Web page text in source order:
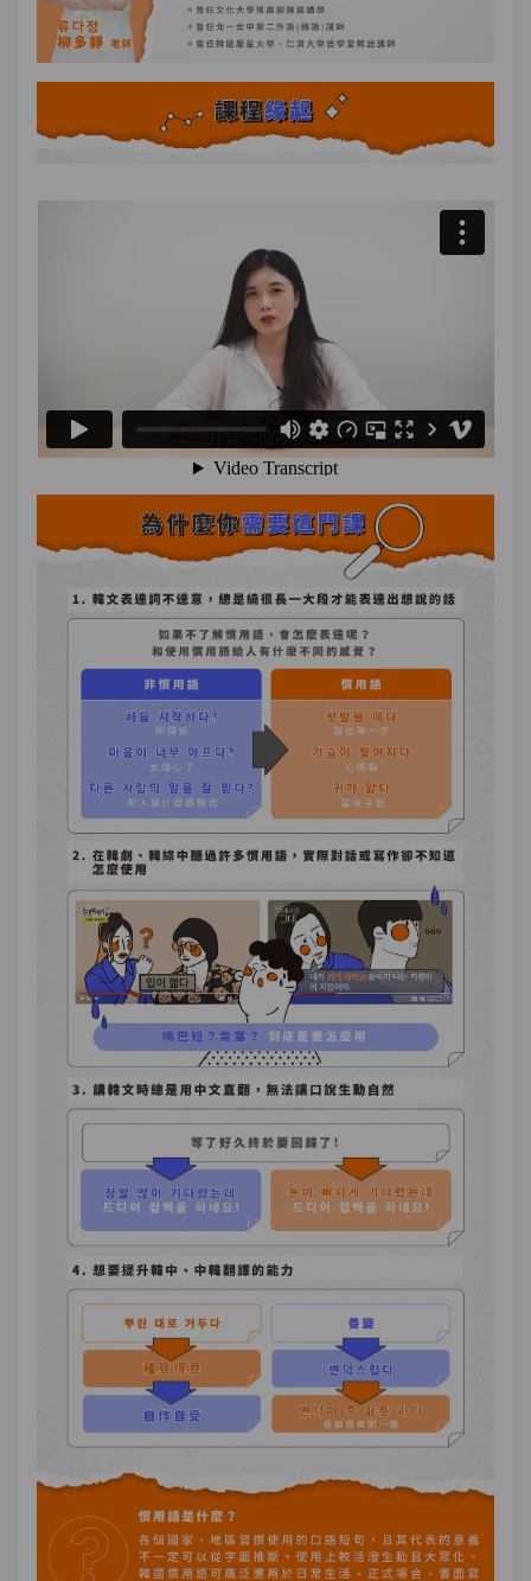
第7章： 關於購物的慣用語
＂眼睛裡點火＂是什麼意思？五種
關於購物的慣用語
關於經濟狀況的慣用語
＂吸手指頭＂是什麼意思？五種
關於經濟狀況的慣用語
單元2
五種關於經濟狀況的慣用語－綜
合練習
03:53
表達決定、執行的慣用語
＂吃心＂是什麼意思？五種表達
決定、執行的慣用語
五種表達決定、執行的慣用語－
綜合練習
03:25
第10章： 表達期待、關心的慣用語(1)
單元1 ＂豎起耳朵＂是什麼意思？五種
表達期待、關心的慣用語(1)
12:37
單元2 五種表達期待、關心的慣用語(1)
－綜合練習
04:11
第11章： 表達期待、關心的慣用語(2)
＂使用神經＂是什麼意思？五種
表達期待、關心的慣用語(2)
12:46
五種表達期待、關心的慣用語(2)
－綜合練習
第12章： 表述結果的慣用語(1)
單元1 ＂睜開眼睛＂是什麼意思？五種
表述結果的慣用語(1)
15:52
單元2 五種表述結果的慣用語(1)－綜合
練習
02:49
第13章： 表述結果的慣用語(2)
單元1
＂鼻子變塌＂是什麼意思？五種表
述結果的慣用語(2)
11:51